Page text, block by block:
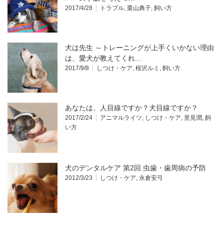
2017/4/28 トラブル 栗山典子 飼い方
犬は先生 ～トレーニングが上手くいかない理由
は、愛犬が教えてくれ…
2017/9/8 しつけ・ケア 桜沢ルミ 飼い方
あなたは、人目線ですか？犬目線ですか？
2017/2/24 アニマルライツ しつけ・ケア 里見潤 飼
い方
犬のデンタルケア 第2回 虫歯・歯周病の予防
2012/3/23 しつけ・ケア 永倉安弓